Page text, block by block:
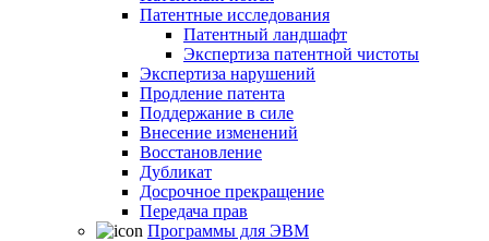
Патентные исследования
Патентный ландшафт
Экспертиза патентной чистоты
Экспертиза нарушений
Продление патента
Поддержание в силе
Внесение изменений
Восстановление
Дубликат
Досрочное прекращение
Передача прав
Программы для ЭВМ